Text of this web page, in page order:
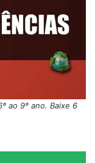
ao 9º ano. Baixe 6